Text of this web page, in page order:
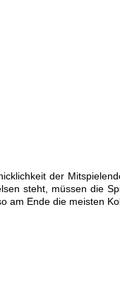
der
steht, müssen die
am Ende die meisten